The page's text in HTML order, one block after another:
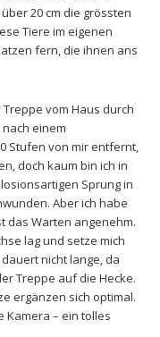
20 cm die grössten
Tiere im eigenen
fern, die ihnen ans
vom Haus durch
einem
Stufen von mir entfernt,
doch kaum bin ich in
Sprung in
Aber ich habe
das Warten angenehm.
lag und setze mich
nicht lange, da
Treppe auf die Hecke.
ergänzen sich optimal.
Kamera – ein tolles